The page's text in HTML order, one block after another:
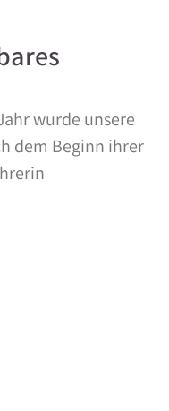
wurde unsere
dem Beginn ihrer